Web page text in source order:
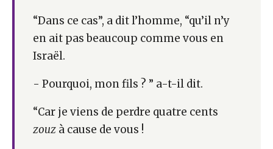
“Dans ce cas”, a dit l’homme, “qu’il n’y
en ait pas beaucoup comme vous en
Israël.
- Pourquoi, mon fils ? ” a-t-il dit.
“Car je viens de perdre quatre cents
zouz à cause de vous !